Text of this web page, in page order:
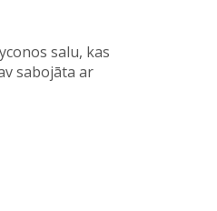
salu, kas
sabojāta ar